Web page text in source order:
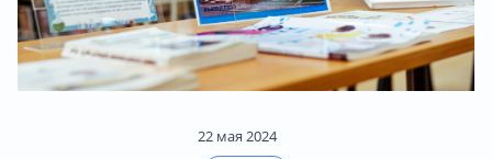
22 мая 2024